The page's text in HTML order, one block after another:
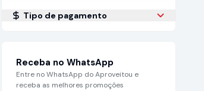
Tipo de pagamento
Receba no WhatsApp
Entre no WhatsApp do Aproveitou e
receba as melhores promoções